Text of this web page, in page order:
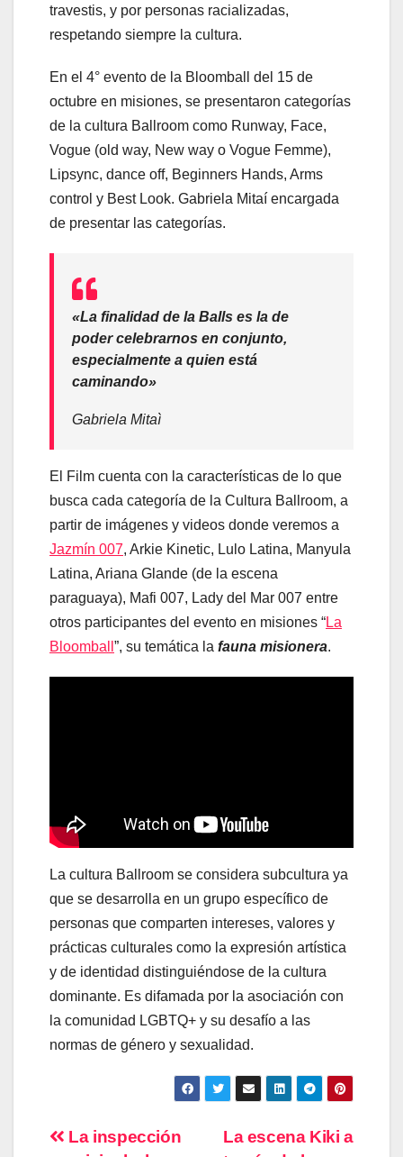
travestis, y por personas racializadas,
respetando siempre la cultura.
En el 4° evento de la Bloomball del 15 de
octubre en misiones, se presentaron categorías
de la cultura Ballroom como Runway, Face,
Vogue (old way, New way o Vogue Femme),
Lipsync, dance off, Beginners Hands, Arms
control y Best Look. Gabriela Mitaí encargada
de presentar las categorías.
«La finalidad de la Balls es la de
poder celebrarnos en conjunto,
especialmente a quien está
caminando»
Gabriela Mitaì
El Film cuenta con la características de lo que
busca cada categoría de la Cultura Ballroom, a
partir de imágenes y videos donde veremos a
Jazmín 007, Arkie Kinetic, Lulo Latina, Manyula
Latina, Ariana Glande (de la escena
paraguaya), Mafi 007, Lady del Mar 007 entre
otros participantes del evento en misiones “La
Bloomball ”, su temática la fauna misionera.
La cultura Ballroom se considera subcultura ya
que se desarrolla en un grupo específico de
personas que comparten intereses, valores y
prácticas culturales como la expresión artística
y de identidad distinguiéndose de la cultura
dominante. Es difamada por la asociación con
la comunidad LGBTQ+ y su desafío a las
normas de género y sexualidad.
Navegación
La escena Kiki a
La inspección